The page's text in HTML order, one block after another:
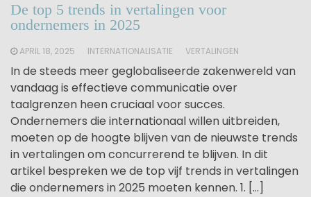
De top 5 trends in vertalingen voor
ondernemers in 2025
APRIL 18, 2025 INTERNATIONALISATIE VERTALINGEN
In de steeds meer geglobaliseerde zakenwereld van
vandaag is effectieve communicatie over
taalgrenzen heen cruciaal voor succes.
Ondernemers die internationaal willen uitbreiden,
moeten op de hoogte blijven van de nieuwste trends
in vertalingen om concurrerend te blijven. In dit
artikel bespreken we de top vijf trends in vertalingen
die ondernemers in 2025 moeten kennen. 1. […]